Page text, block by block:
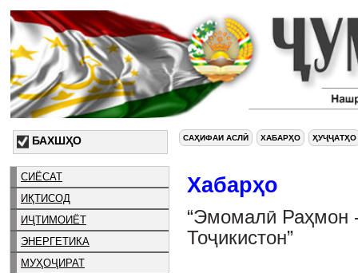
БАХШҲО
СИЁСАТ
ИҚТИСОД
ИҶТИМОИЁТ
ЭНЕРГЕТИКА
МУҲОҶИРАТ
САҲИФАИ АСЛӢ ХАБАРҲО ҲУҶҶАТҲО
Хабарҳо
“Эмомалӣ Раҳмон
Тоҷикистон”